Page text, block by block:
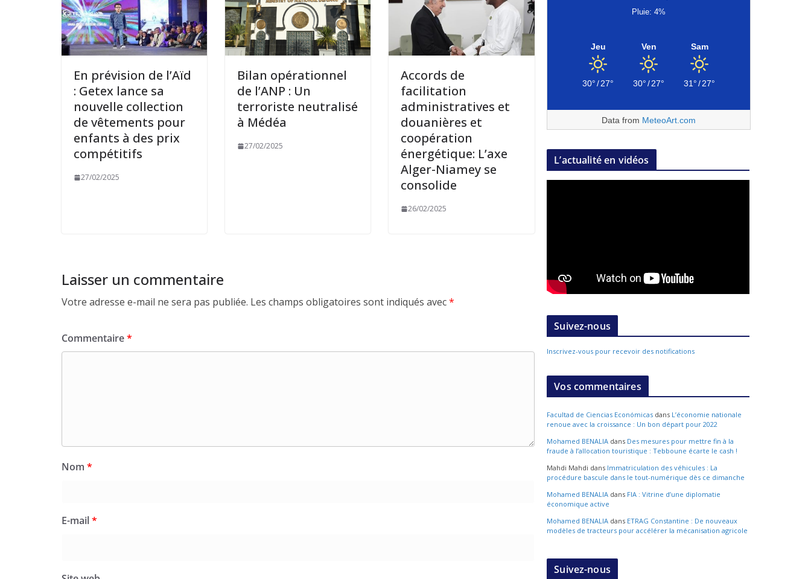
En prévision de l’Aïd
: Getex lance sa
nouvelle collection
de vêtements pour
enfants à des prix
compétitifs
27/02/2025
Bilan opérationnel
de l’ANP : Un
terroriste neutralisé
à Médéa
27/02/2025
Accords de
facilitation
administratives et
douanières et
coopération
énergétique: L’axe
Alger-Niamey se
consolide
26/02/2025
Laisser un commentaire
Votre adresse e-mail ne sera pas publiée. Les champs obligatoires sont indiqués avec*
Commentaire*
Nom *
E-mail*
Pluie: 4%
Jeu
30°/27°
Ven
30°/27°
Sam
31°/27°
Data from MeteoArt.com
L’actualité en vidéos
Suivez-nous
Inscrivez-vous pour recevoir des notifications
Vos commentaires
Facultad de Ciencias Económicas dans L’économie nationale
renoue avec la croissance : Un bon départ pour 2022
Mohamed BENALIA dans Des mesures pour mettre fin à la
fraude à l’allocation touristique : Tebboune écarte le cash !
Mahdi Mahdi dans Immatriculation des véhicules : La
procédure bascule dans le tout-numérique dès ce dimanche
Mohamed BENALIA dans FIA : Vitrine d’une diplomatie
économique active
Mohamed BENALIA dans ETRAG Constantine : De nouveaux
modèles de tracteurs pour accélérer la mécanisation agricole
Suivez-nous